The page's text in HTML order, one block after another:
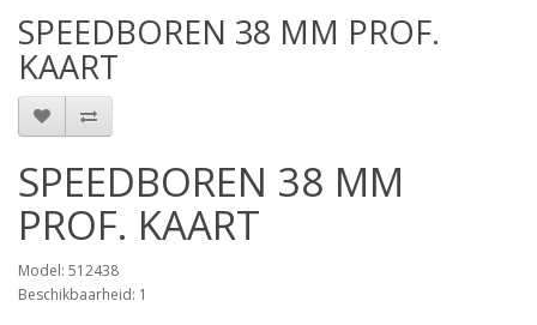
SPEEDBOREN 38 MM PROF.
KAART
SPEEDBOREN 38 MM
PROF. KAART
Model: 512438
Beschikbaarheid: 1